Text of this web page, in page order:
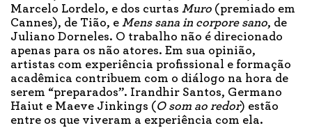
Marcelo Lordelo, e dos curtas Muro (premiado em
Cannes), de Tião, e Mens sana in corpore sano, de
Juliano Dorneles. O trabalho não é direcionado
apenas para os não atores. Em sua opinião,
artistas com experiência profissional e formação
acadêmica contribuem com o diálogo na hora de
serem “preparados”. Irandhir Santos, Germano
Haiut e Maeve Jinkings (O som ao redor) estão
entre os que viveram a experiência com ela.